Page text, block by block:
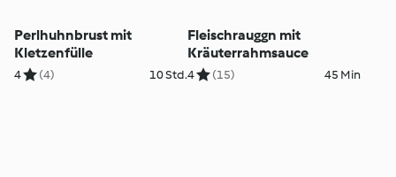
Perlhuhnbrust mit
Kletzenfülle
4 (4) 10 Std.
Fleischrauggn mit
Kräuterrahmsauce
4 (15) 45 Min